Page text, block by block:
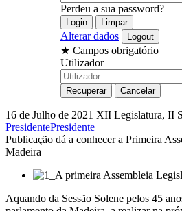
Perdeu a sua password?
Alterar dados
★ Campos obrigatório
Utilizador
16 de Julho de 2021 XII Legislatura, II
PresidentePresidente
Publicação dá a conhecer a Primeira
Madeira
Aquando da Sessão Solene pelos 45